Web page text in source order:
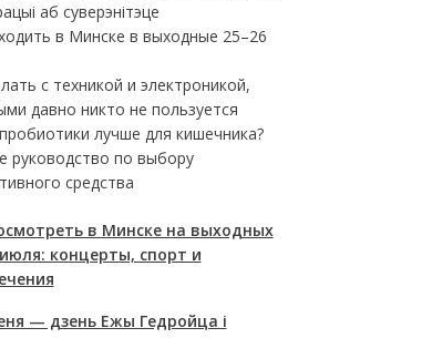
аб суверэнітэце
в Минске в выходные 25–26
с техникой и электроникой,
давно никто не пользуется
лучше для кишечника?
руководство по выбору
средства
в Минске на выходных
концерты, спорт и
— дзень Ежы Гедройца і